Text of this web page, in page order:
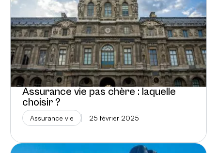
Assurance vie pas chère : laquelle
choisir ?
Assurance vie 25 février 2025